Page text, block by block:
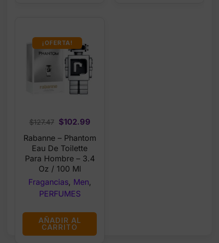
¡OFERTA!
$127.47
Original
price
was:
$127.47.
$102.99Current
$102.99.
Rabanne – Phantom
Eau De Toilette
Para Hombre – 3.4
Oz / 100 Ml
Fragancias, Men,
PERFUMES
AÑADIR AL
CARRITO